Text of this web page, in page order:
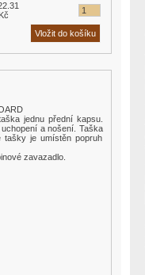
Kč
jednu přední kapsu.
a nošení. Taška
tašky je umístěn popruh
zavazadlo.